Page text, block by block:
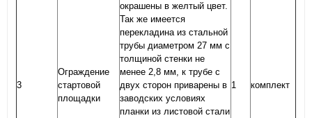
3
Ограждение
стартовой
площадки
окрашены в желтый цвет.
Так же имеется
перекладина из стальной
трубы диаметром 27 мм с
толщиной стенки не
менее 2,8 мм, к трубе с
двух сторон приварены в
заводских условиях
планки из листовой стали
1 комплект